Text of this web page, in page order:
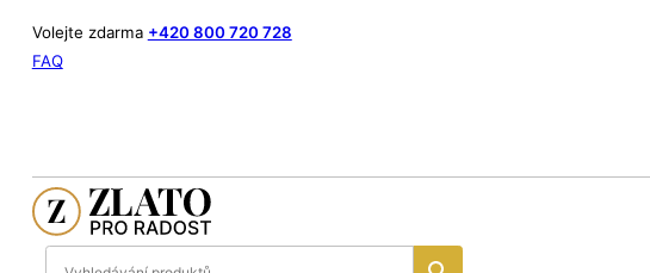
Volejte zdarma +420 800 720 728
FAQ